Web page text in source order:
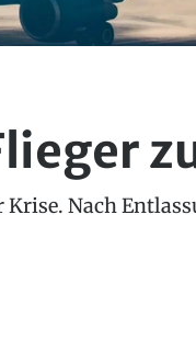
Nach